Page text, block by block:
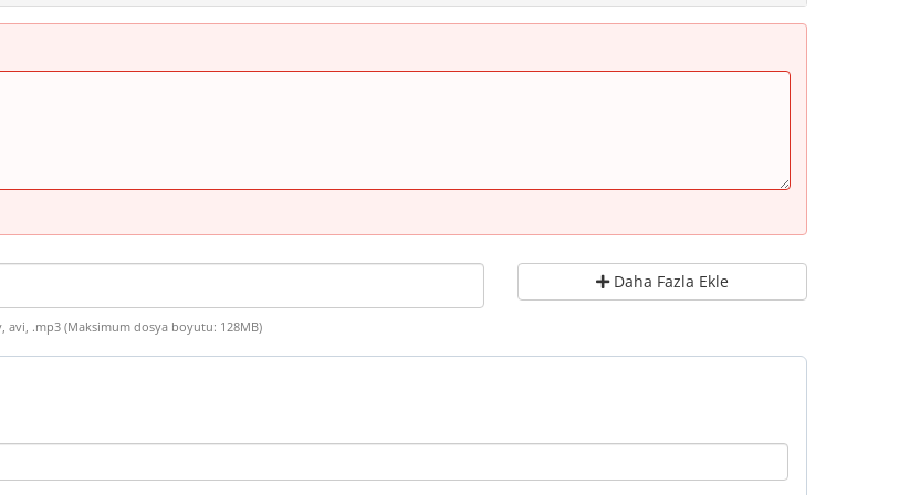
Daha Fazla Ekle
.mp3 (Maksimum dosya boyutu: 128MB)